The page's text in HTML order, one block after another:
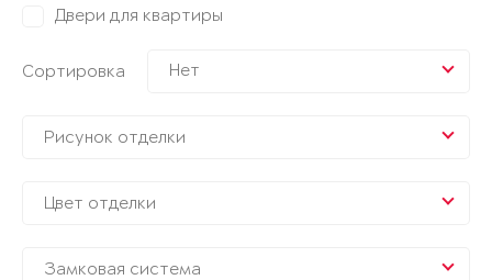
Двери для квартиры
Сортировка Нет
Рисунок отделки
Цвет отделки
Замковая система